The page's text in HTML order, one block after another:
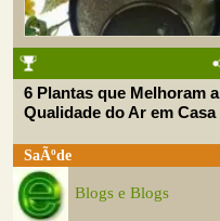
6 Plantas que Melhoram a
Qualidade do Ar em Casa
SaÃºde
Blogs e Blogs